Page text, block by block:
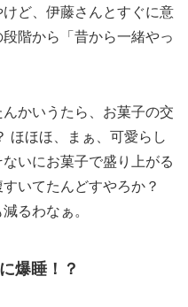
ど、伊藤さんとすぐに意
階から「昔から一緒やっ
かいうたら、お菓子の交
ほほほ、まぁ、可愛らし
いにお菓子で盛り上がる
いてたんどすやろか？
るわなぁ。
爆睡！？